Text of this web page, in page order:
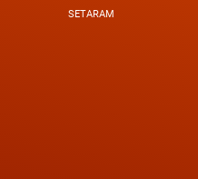
SETARAM